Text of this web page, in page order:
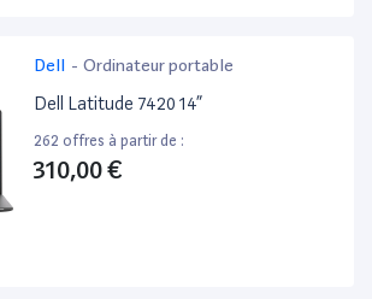
Dell - Ordinateur portable
Dell Latitude 7420 14”
262 offres à partir de :
310,00 €